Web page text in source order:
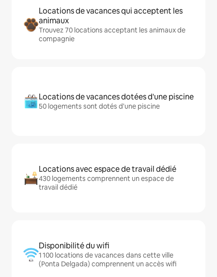
Locations de vacances qui acceptent les
animaux
Trouvez 70 locations acceptant les animaux de
compagnie
Locations de vacances dotées d'une piscine
50 logements sont dotés d'une piscine
Locations avec espace de travail dédié
430 logements comprennent un espace de
travail dédié
Disponibilité du wifi
1 100 locations de vacances dans cette ville
(Ponta Delgada) comprennent un accès wifi